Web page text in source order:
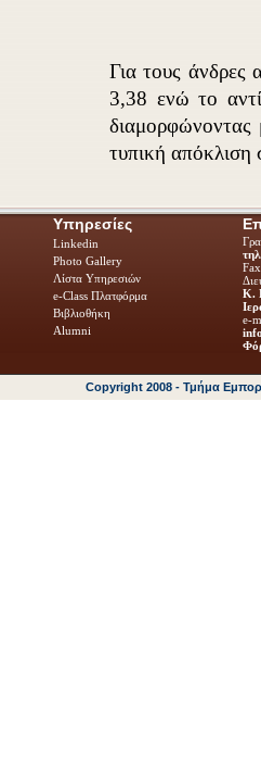
Για τους άνδρες
3,38 ενώ το
τυπική απόκλιση
Υπηρεσίες
Linkedin
Photo Gallery
Λίστα Υπηρεσιών
e-Class Πλατφόρμα
Βιβλιοθήκη
Alumni
Κ.
e-
Copyright 2008 - Τμήμα